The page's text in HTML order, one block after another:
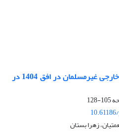
سناریو‌های حضور گردشگران خارجی غیرمسلمان در افق 1404 در
105-128
زهرا بستان